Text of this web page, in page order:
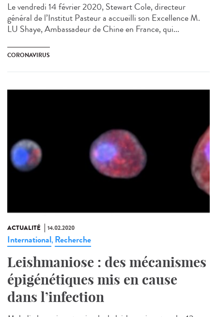
Le vendredi 14 février 2020, Stewart Cole, directeur
général de l’Institut Pasteur a accueilli son Excellence M.
LU Shaye, Ambassadeur de Chine en France, qui...
CORONAVIRUS
ACTUALITÉ 14.02.2020
International, Recherche
Leishmaniose : des mécanismes
épigénétiques mis en cause
dans l’infection